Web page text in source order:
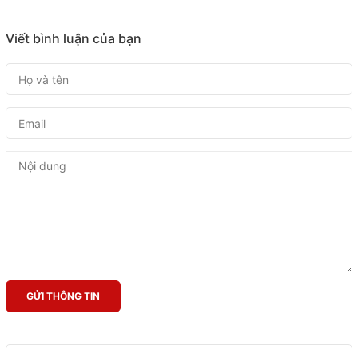
Viết bình luận của bạn
GỬI THÔNG TIN